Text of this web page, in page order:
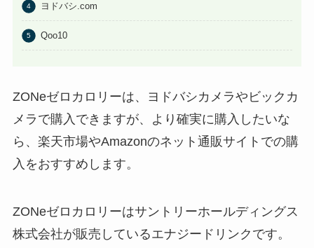
ヨドバシ.com
Qoo10
ZONeゼロカロリーは、ヨドバシカメラやビックカ
メラで購入できますが、より確実に購入したいな
ら、楽天市場やAmazonのネット通販サイトでの購
入をおすすめします。
ZONeゼロカロリーはサントリーホールディングス
株式会社が販売しているエナジードリンクです。